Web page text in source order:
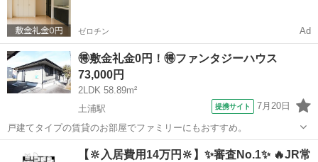
ゼロチン Ad
🉐敷金礼金0円！🉐ファンタジーハウス
73,000円
2LDK 58.89m²
土浦駅
提携サイト 7月20日
戸建てタイプの賃貸のお部屋でファミリーにもおすすめ。
土浦駅 一戸建て
【🔆入居費用14万円🔆】✨審査No.1✨ 🔥JR常